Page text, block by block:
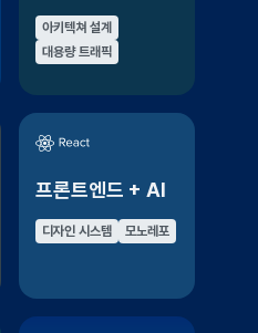
아키텍쳐 설계
대용량 트래픽
프론트엔드 + AI
디자인 시스템 모노레포